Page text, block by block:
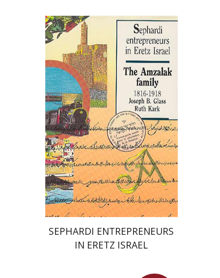
יוסף גלס
רות קרק
יהושע בן-אריה
רות קרק
SEPHARDI ENTREPRENEURS
IN ERETZ ISRAEL